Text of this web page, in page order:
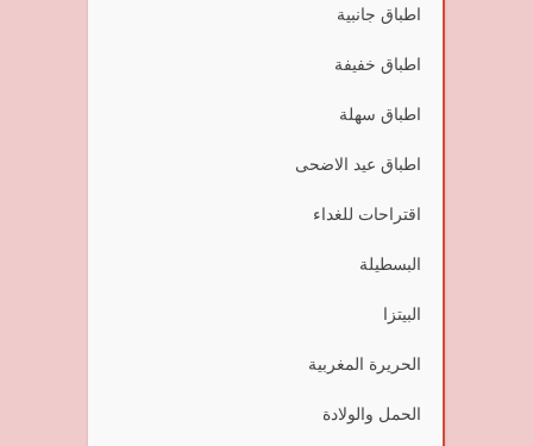
اطباق جانبية
اطباق خفيفة
اطباق سهلة
اطباق عيد الاضحى
اقتراحات للغداء
البسطيلة
البيتزا
الحريرة المغربية
الحمل والولادة